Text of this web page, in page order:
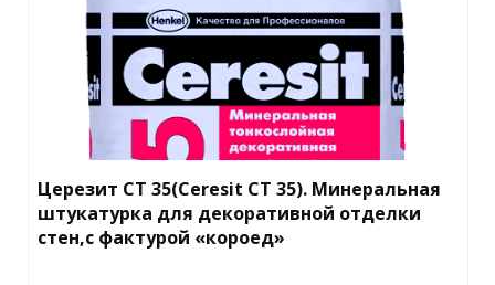
Церезит СТ 35(Ceresit СТ 35). Минеральная
штукатурка для декоративной отделки
стен,с фактурой «короед»